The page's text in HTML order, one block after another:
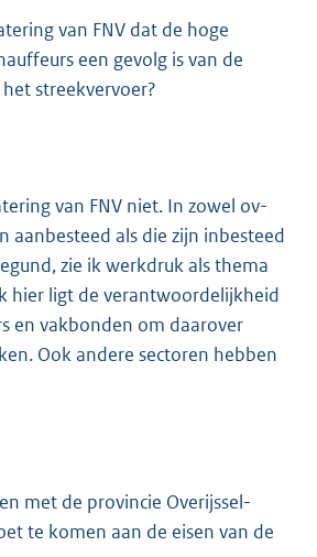
van FNV dat de hoge
een gevolg is van de
streekvervoer?
van FNV niet. In zowel ov-
aanbesteed als die zijn inbesteed
zie ik werkdruk als thema
hier ligt de verantwoordelijkheid
en vakbonden om daarover
Ook andere sectoren hebben
met de provincie Overijssel-
te komen aan de eisen van de